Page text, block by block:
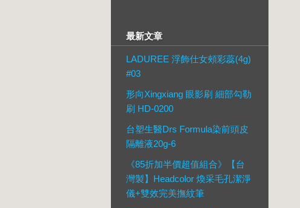
最新文章
LADUREE 浮飾仕女頰彩蕊(4g)
#03
形向Xingxiang 眼影刷 細部勾勒
刷 HD-0200
台塑生醫Drs Formula染前頭皮
隔離液20g-6
《85折加半價超值組合》【台
灣製】Headcolor 煥采毛孔潔淨
儀+雙效完美撫紋筆